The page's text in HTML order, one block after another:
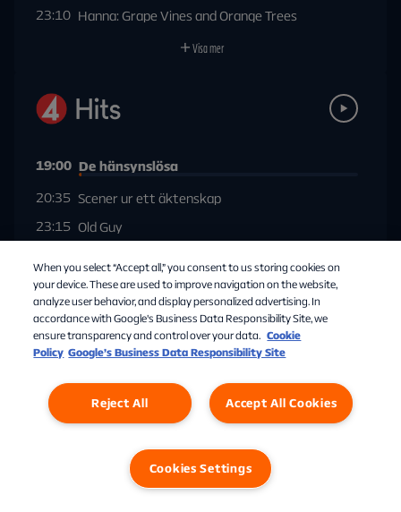
23:10 Hanna: Grape Vines and Orange Trees
Visa mer
19:00 De hänsynslösa
20:35 Scener ur ett äktenskap
23:15 Old Guy
19:10
Hamilton
Nattryttarna: Avsnitt 2
When you select “Accept all,” you consent to us storing cookies on
your device. These are used to improve navigation on the website,
analyze user behavior, and display personalized advertising. In
accordance with Google's Business Data Responsibility Site, we
ensure transparency and control over your data. Cookie
Policy Google’s Business Data Responsibility Site
Accept All Cookies
Reject All
Cookies Settings